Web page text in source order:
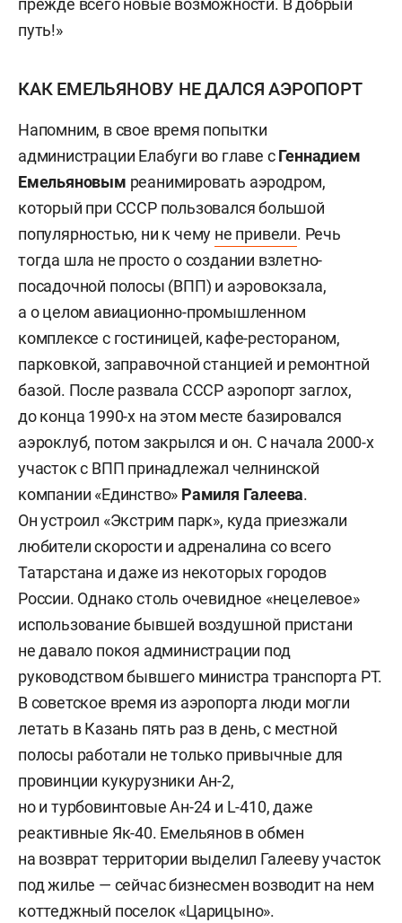
прежде всего новые возможности. В добрый
путь!»
КАК ЕМЕЛЬЯНОВУ НЕ ДАЛСЯ АЭРОПОРТ
Напомним, в свое время попытки
администрации Елабуги во главе сГеннадием
Емельяновым реанимировать аэродром,
который при СССР пользовался большой
популярностью, ни к чему не привели. Речь
тогда шла не просто о создании взлетно-
посадочной полосы (ВПП) и аэровокзала,
а о целом авиационно-промышленном
комплексе с гостиницей, кафе-рестораном,
парковкой, заправочной станцией и ремонтной
базой. После развала СССР аэропорт заглох,
до конца 1990-х на этом месте базировался
аэроклуб, потом закрылся и он. С начала 2000-х
участок с ВПП принадлежал челнинской
компании «Единство» Рамиля Галеева.
Он устроил «Экстрим парк», куда приезжали
любители скорости и адреналина со всего
Татарстана и даже из некоторых городов
России. Однако столь очевидное «нецелевое»
использование бывшей воздушной пристани
не давало покоя администрации под
руководством бывшего министра транспорта РТ.
В советское время из аэропорта люди могли
летать в Казань пять раз в день, с местной
полосы работали не только привычные для
провинции кукурузники Ан-2,
но и турбовинтовые Ан-24 и L-410, даже
реактивные Як-40. Емельянов в обмен
на возврат территории выделил Галееву участок
под жилье — сейчас бизнесмен возводит на нем
коттеджный поселок «Царицыно».